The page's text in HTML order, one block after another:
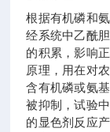
根据有机磷和
经系统中乙酰
的积累，影响
原理，用在对
含有机磷或氨
被抑制，试验
的显色剂反应